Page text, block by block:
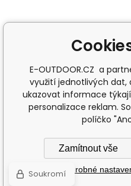
E-OUTDOOR.CZ a
využití jednotlivých dat,
ukazovat informace
personalizace reklam.
políčko
Zamítnout vše
Podrobné
Soukromí